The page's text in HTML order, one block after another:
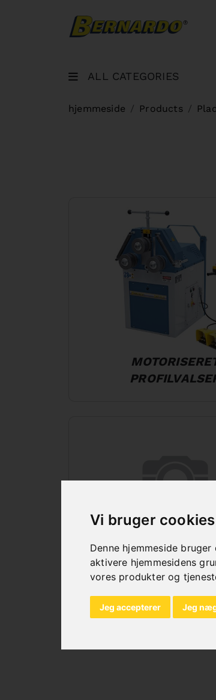
Vi bruger cookies
Denne hjemmeside
aktivere hjemmesidens
vores produkter og
Jeg accepterer Jeg
ALL CATEGORIES
hjemmeside Products
TILBEHØR